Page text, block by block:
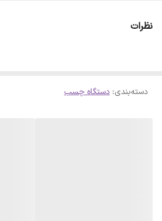
نظرات
دسته‌بندی: دستگاه چسب